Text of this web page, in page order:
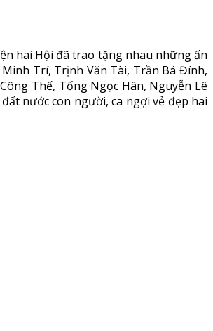
hai Hội đã trao tặng nhau những ấn
Trí, Trịnh Văn Tài, Trần Bá Đính,
Thế, Tống Ngọc Hân, Nguyễn Lê
nước con người, ca ngợi vẻ đẹp hai